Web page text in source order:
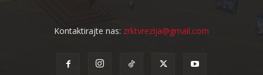
Kontaktirajte nas: zrktvrezija@gmail.com